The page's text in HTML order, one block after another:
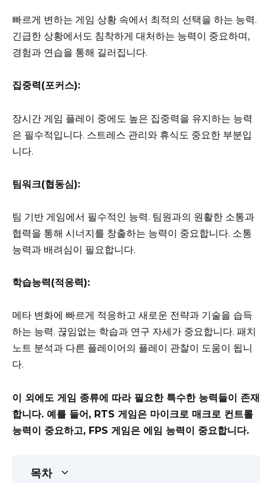
빠르게 변하는 게임 상황 속에서 최적의 선택을 하는 능력.
긴급한 상황에서도 침착하게 대처하는 능력이 중요하며,
경험과 연습을 통해 길러집니다.
집중력(포커스):
장시간 게임 플레이 중에도 높은 집중력을 유지하는 능력
은 필수적입니다. 스트레스 관리와 휴식도 중요한 부분입
니다.
팀워크(협동심):
팀 기반 게임에서 필수적인 능력. 팀원과의 원활한 소통과
협력을 통해 시너지를 창출하는 능력이 중요합니다. 소통
능력과 배려심이 필요합니다.
학습능력(적응력):
메타 변화에 빠르게 적응하고 새로운 전략과 기술을 습득
하는 능력. 끊임없는 학습과 연구 자세가 중요합니다. 패치
노트 분석과 다른 플레이어의 플레이 관찰이 도움이 됩니
다.
이 외에도 게임 종류에 따라 필요한 특수한 능력들이 존재
합니다. 예를 들어, RTS 게임은 마이크로 매크로 컨트롤
능력이 중요하고, FPS 게임은 에임 능력이 중요합니다.
목차